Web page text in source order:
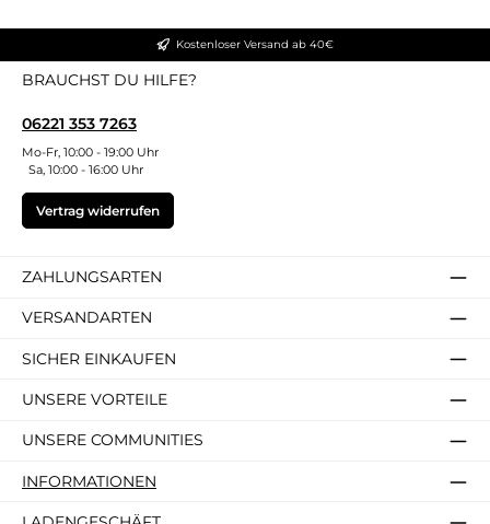
Kostenloser Versand ab 40€
BRAUCHST DU HILFE?
06221 353 7263
Mo-Fr, 10:00 - 19:00 Uhr
Sa, 10:00 - 16:00 Uhr
Vertrag widerrufen
ZAHLUNGSARTEN
VERSANDARTEN
SICHER EINKAUFEN
UNSERE VORTEILE
UNSERE COMMUNITIES
INFORMATIONEN